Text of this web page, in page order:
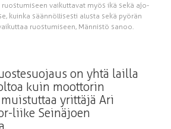
vaikuttavat myös ikä sekä ajo-
kuinka säännöllisesti alusta sekä pyörän
ruostumiseen, Männistö sanoo.
on yhtä lailla
kuin moottorin
yrittäjä Ari
liike Seinäjoen